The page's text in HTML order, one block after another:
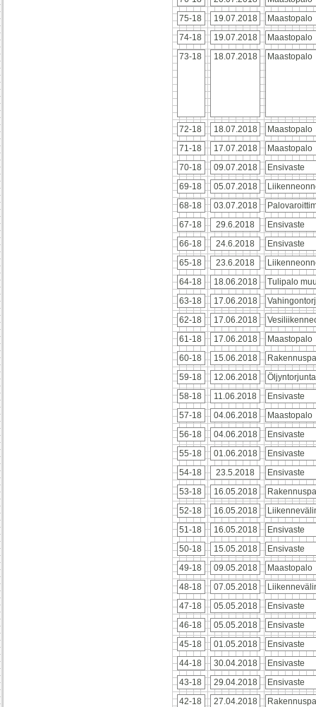
75-18
19.07.2018
Maastopalo
74-18
19.07.2018
Maastopalo
73-18
18.07.2018 Maastopalo
72-18 18.07.2018
Maastopalo
71-18
17.07.2018
Maastopalo
70-18
09.07.2018
Ensivaste
69-18
05.07.2018
68-18
03.07.2018
67-18
29.6.2018
Ensivaste
66-18
24.6.2018
Ensivaste
65-18
23.6.2018
64-18
18.06.2018
Tulipalo
63-18
17.06.2018
62-18
17.06.2018
61-18
17.06.2018
Maastopalo
60-18
15.06.2018
59-18
12.06.2018
58-18
11.06.2018
Ensivaste
57-18
04.06.2018
Maastopalo
56-18
04.06.2018
Ensivaste
55-18
01.06.2018
Ensivaste
54-18
23.5.2018
Ensivaste
53-18
16.05.2018
52-18
16.05.2018
51-18
16.05.2018
Ensivaste
50-18
15.05.2018
Ensivaste
49-18
09.05.2018
Maastopalo
48-18
07.05.2018
47-18
05.05.2018
Ensivaste
46-18
05.05.2018
Ensivaste
45-18
01.05.2018
Ensivaste
44-18
30.04.2018
Ensivaste
43-18
29.04.2018
Ensivaste
42-18
27.04.2018